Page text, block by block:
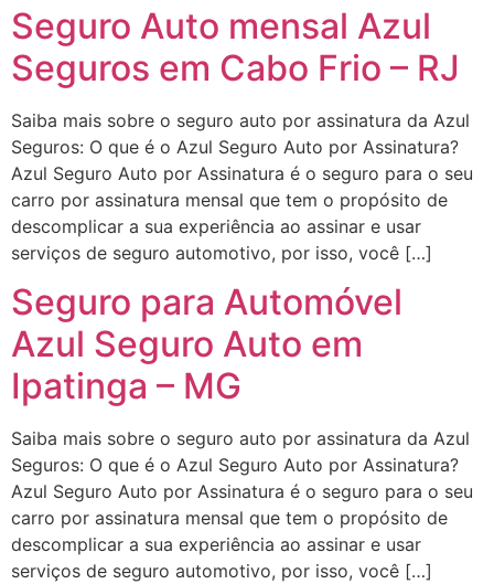
Seguro Auto mensal Azul
Seguros em Cabo Frio – RJ
Saiba mais sobre o seguro auto por assinatura da Azul
Seguros: O que é o Azul Seguro Auto por Assinatura?
Azul Seguro Auto por Assinatura é o seguro para o seu
carro por assinatura mensal que tem o propósito de
descomplicar a sua experiência ao assinar e usar
serviços de seguro automotivo, por isso, você […]
Seguro para Automóvel
Azul Seguro Auto em
Ipatinga – MG
Saiba mais sobre o seguro auto por assinatura da Azul
Seguros: O que é o Azul Seguro Auto por Assinatura?
Azul Seguro Auto por Assinatura é o seguro para o seu
carro por assinatura mensal que tem o propósito de
descomplicar a sua experiência ao assinar e usar
serviços de seguro automotivo, por isso, você […]